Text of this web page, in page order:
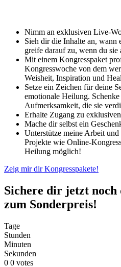
Nimm an exklusiven Live-
Sieh dir die Inhalte an, wann
greife darauf zu, wenn du sie
Mit einem Kongresspaket
Kongresswoche von dem
Weisheit, Inspiration und
Setze ein Zeichen für deine
emotionale Heilung.
Aufmerksamkeit, die sie
Erhalte Zugang zu
Mache dir selbst ein
Unterstütze meine Arbeit
Projekte wie Online-
Heilung möglich!
Zeig mir dir Kongresspakete!
Sichere dir jetzt noch
zum Sonderpreis!
Tage
Stunden
Minuten
Sekunden
0 0 votes